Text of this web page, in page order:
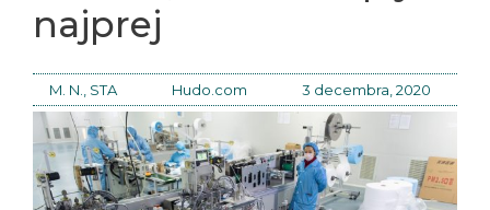
najprej
M. N., STA Hudo.com 3 decembra, 2020